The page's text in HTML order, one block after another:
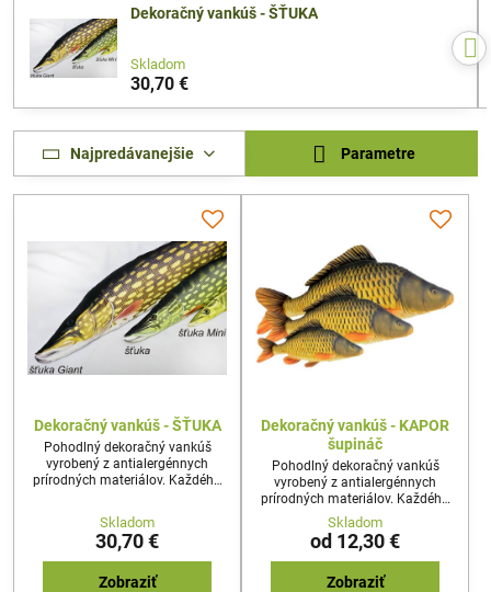
Dekoračný vankúš - ŠŤUKA
Skladom
30,70 €
Najpredávanejšie Parametre
Dekoračný vankúš - ŠŤUKA
Pohodlný dekoračný vankúš
vyrobený z antialergénnych
prírodných materiálov. Každého
každého nadšenca rybolovu,
alebo milovníka prírody.
Skladom
30,70 €
Zobraziť
Dekoračný vankúš - KAPOR
šupináč
Pohodlný dekoračný vankúš
vyrobený z antialergénnych
prírodných materiálov. Každého
prekvapí reálny tvar a dizajn
vankúša. Najideálnejší darček pre
každého nadšenca rybolovu,
alebo milovníka prírody.
Skladom
od 12,30 €
Zobraziť